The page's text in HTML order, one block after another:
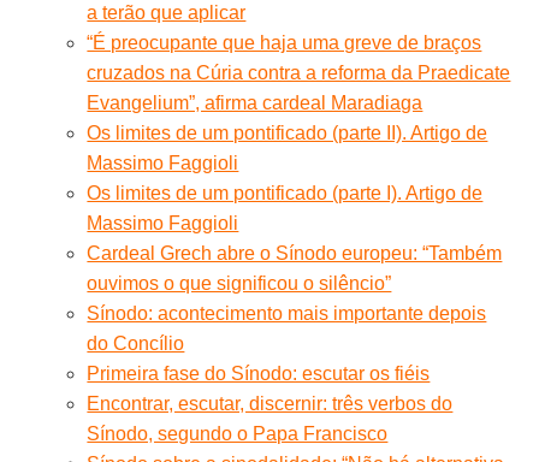
a terão que aplicar
“É preocupante que haja uma greve de braços
cruzados na Cúria contra a reforma da Praedicate
Evangelium”, afirma cardeal Maradiaga
Os limites de um pontificado (parte II). Artigo de
Massimo Faggioli
Os limites de um pontificado (parte I). Artigo de
Massimo Faggioli
Cardeal Grech abre o Sínodo europeu: “Também
ouvimos o que significou o silêncio”
Sínodo: acontecimento mais importante depois
do Concílio
Primeira fase do Sínodo: escutar os fiéis
Encontrar, escutar, discernir: três verbos do
Sínodo, segundo o Papa Francisco